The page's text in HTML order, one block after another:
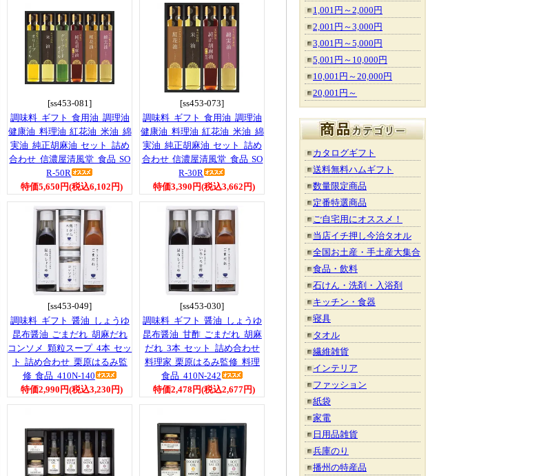
[ss453-081]
調味料 ギフト 食用油 調理油
健康油 料理油 紅花油 米油 綿
実油 純正胡麻油 セット 詰め
合わせ 信濃屋清風堂 食品 SO
R-50R
特価5,650円(税込6,102円)
[ss453-073]
調味料 ギフト 食用油 調理油
健康油 料理油 紅花油 米油 綿
実油 純正胡麻油 セット 詰め
合わせ 信濃屋清風堂 食品 SO
R-30R
特価3,390円(税込3,662円)
[ss453-049]
調味料 ギフト 醤油 しょうゆ
昆布醤油 ごまだれ 胡麻だれ
コンソメ 顆粒スープ 4本 セッ
ト 詰め合わせ 栗原はるみ監
修 食品 410N-140
特価2,990円(税込3,230円)
[ss453-030]
調味料 ギフト 醤油 しょうゆ
昆布醤油 甘酢 ごまだれ 胡麻
だれ 3本 セット 詰め合わせ
料理家 栗原はるみ監修 料理
食品 410N-242
特価2,478円(税込2,677円)
1,001円～2,000円
2,001円～3,000円
3,001円～5,000円
5,001円～10,000円
10,001円～20,000円
20,001円～
カタログギフト
送料無料ハムギフト
数量限定商品
定番特選商品
ご自宅用にオススメ！
当店イチ押し今治タオル
全国お土産・手土産大集合
食品・飲料
石けん・洗剤・入浴剤
キッチン・食器
寝具
タオル
繊維雑貨
インテリア
ファッション
紙袋
家電
日用品雑貨
兵庫のり
播州の特産品